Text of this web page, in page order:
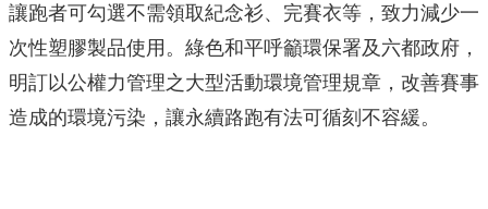
讓跑者可勾選不需領取紀念衫、完賽衣等，致力減少一
次性塑膠製品使用。綠色和平呼籲環保署及六都政府，
明訂以公權力管理之大型活動環境管理規章，改善賽事
造成的環境污染，讓永續路跑有法可循刻不容緩。